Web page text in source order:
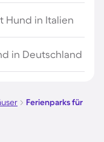
Hund in Italien
in Deutschland
Ferienparks für